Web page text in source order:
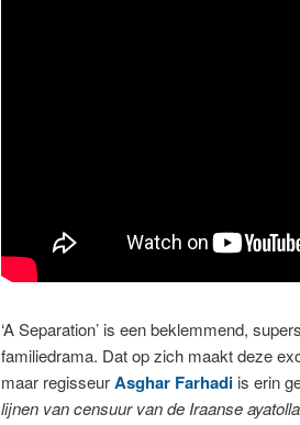
‘A Separation’ is een beklemmend,
familiedrama. Dat op zich maakt deze
maar regisseurAsghar Farhadi is erin
lijnen van censuur van de Iraanse